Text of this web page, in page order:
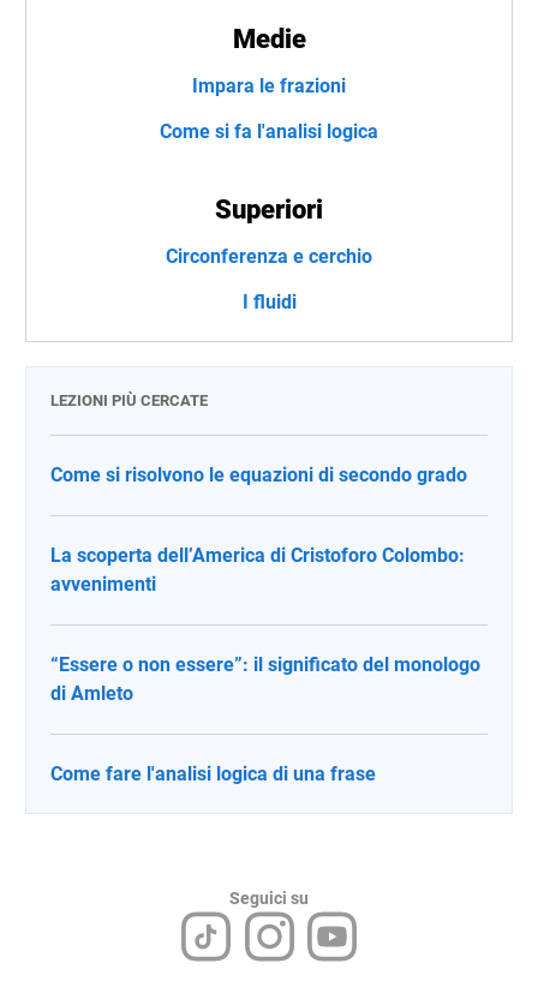
Medie
Impara le frazioni
Come si fa l'analisi logica
Superiori
Circonferenza e cerchio
I fluidi
LEZIONI PIÙ CERCATE
Come si risolvono le equazioni di secondo grado
La scoperta dell’America di Cristoforo Colombo:
avvenimenti
“Essere o non essere”: il significato del monologo
di Amleto
Come fare l'analisi logica di una frase
Seguici su